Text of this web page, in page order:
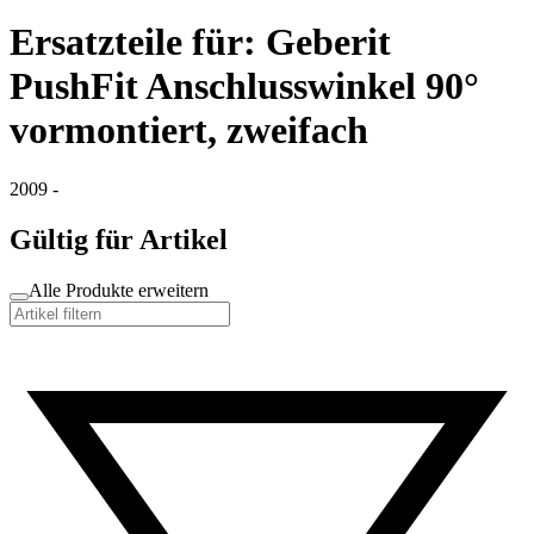
Ersatzteile für: Geberit
PushFit Anschlusswinkel 90°
vormontiert, zweifach
2009 -
Gültig für Artikel
Alle Produkte erweitern